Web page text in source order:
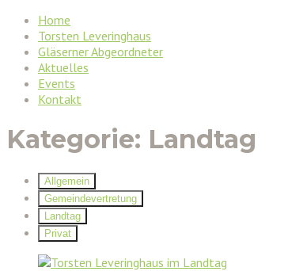
Home
Torsten Leveringhaus
Gläserner Abgeordneter
Aktuelles
Events
Kontakt
Kategorie: Landtag
Allgemein
Gemeindevertretung
Landtag
Privat